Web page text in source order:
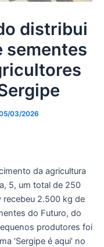
distribui
sementes
03/2026
da agricultura
5, um total de 250
recebeu 2.500 kg de
do Futuro, do
produtores foi
‘Sergipe é aqui’ no